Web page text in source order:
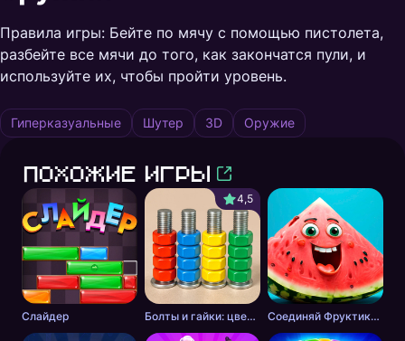
Правила игры: Бейте по мячу с помощью пистолета,
разбейте все мячи до того, как закончатся пули, и
используйте их, чтобы пройти уровень.
Гиперказуальные Шутер 3D Оружие
Похожие игры
Слайдер
4,5
Болты и гайки: цветная сортировка Соединяй Фруктики: Арбуз в 2048!